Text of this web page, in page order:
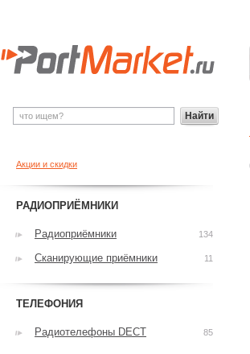
Акции и скидки
РАДИОПРИЁМНИКИ
Радиоприёмники 134
Сканирующие приёмники 11
ТЕЛЕФОНИЯ
Радиотелефоны DECT 85
Найти